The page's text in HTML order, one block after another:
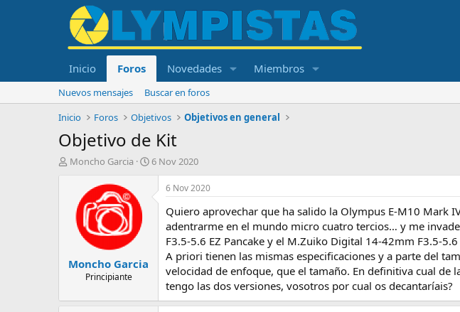
Inicio Foros Novedades Miembros
Nuevos mensajes
Buscar en foros
Inicio
Foros Objetivos Objetivos en general
Objetivo de Kit
I
r
l
Moncho Garcia
F
h
i
6 Nov 2020
Moncho Garcia
Principiante
6 Nov 2020
Quiero aprovechar que ha salido la Olympus E‑M10 Mark
adentrarme en el mundo micro cuatro tercios… y me
F3.5‑5.6 EZ Pancake y el M.Zuiko Digital 14‑42mm
A priori tienen las mismas especificaciones y a parte del
velocidad de enfoque, que el tamaño. En definitiva cual de
tengo las dos versiones, vosotros por cual os decantaríais?